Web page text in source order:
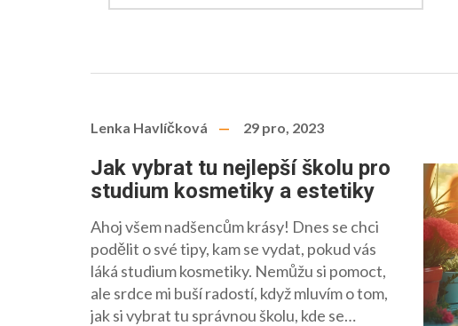
Lenka Havlíčková 29 pro, 2023
Jak vybrat tu nejlepší školu pro
studium kosmetiky a estetiky
Ahoj všem nadšencům krásy! Dnes se chci
podělit o své tipy, kam se vydat, pokud vás
láká studium kosmetiky. Nemůžu si pomoct,
ale srdce mi buší radostí, když mluvím o tom,
jak si vybrat tu správnou školu, kde se